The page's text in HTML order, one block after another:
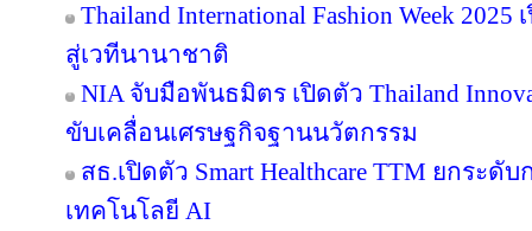
Thailand International Fashion Week
สู่เวทีนานาชาติ
NIA จับมือพันธมิตร เปิดตัว Thailand
ขับเคลื่อนเศรษฐกิจฐานนวัตกรรม
สธ.เปิดตัว Smart Healthcare TTM ยกระ
เทคโนโลยี AI